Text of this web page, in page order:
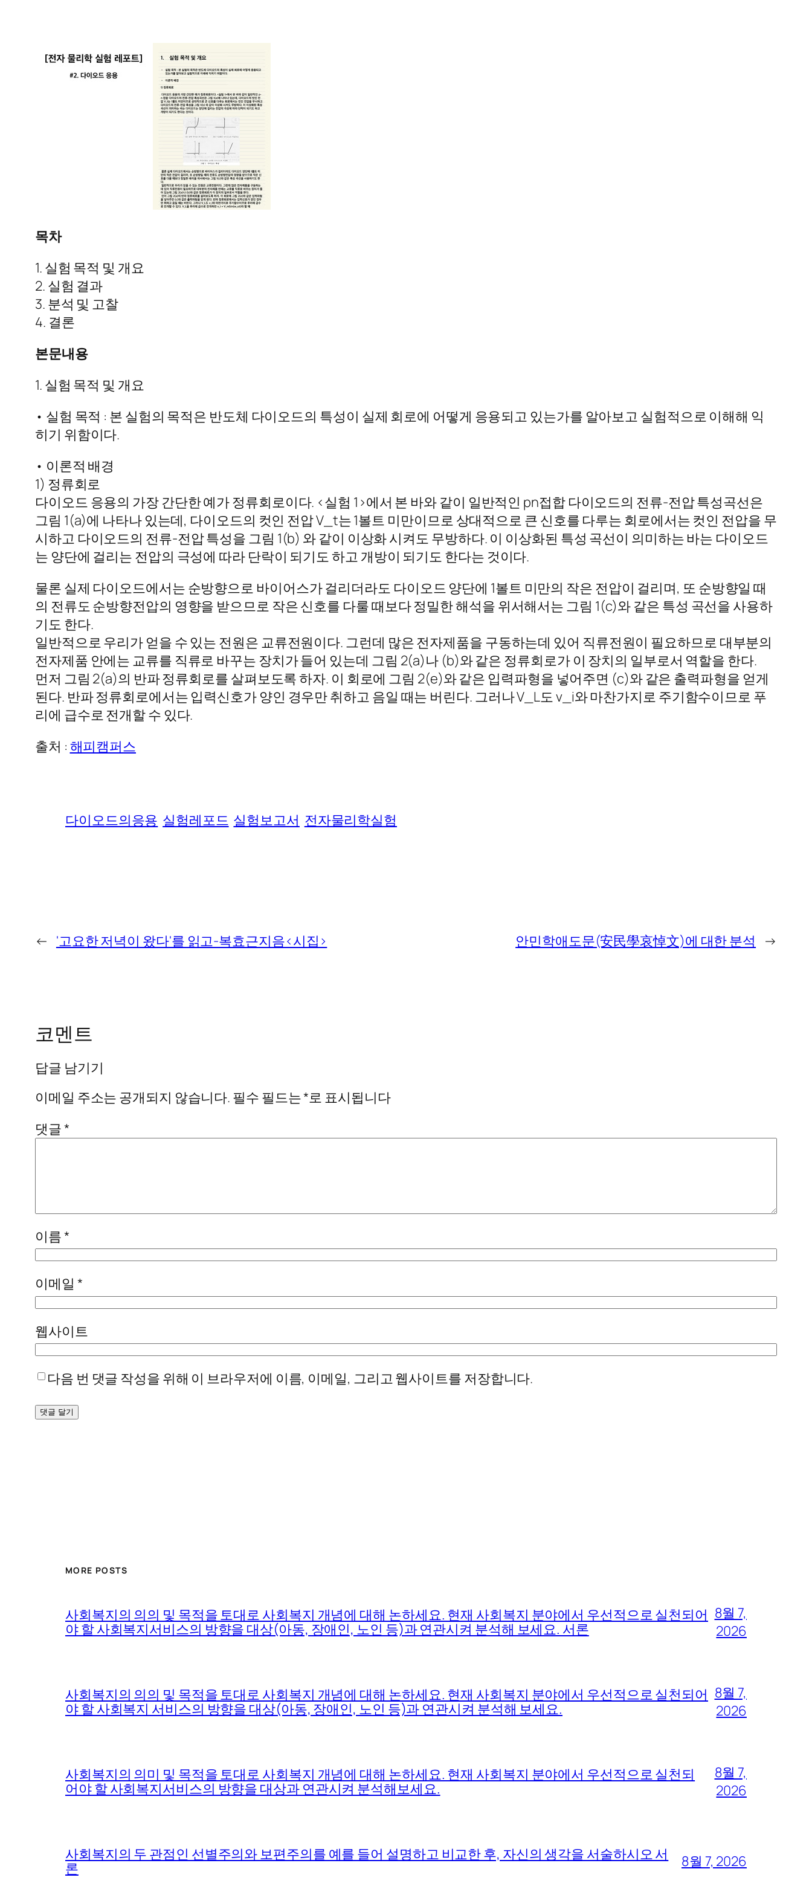
목차
1. 실험 목적 및 개요
2. 실험 결과
3. 분석 및 고찰
4. 결론
본문내용
1. 실험 목적 및 개요
• 실험 목적 : 본 실험의 목적은 반도체 다이오드의 특성이 실제 회로에 어떻게 응용되고 있는가를 알아보고 실험적으로 이해해 익
히기 위함이다.
• 이론적 배경
1) 정류회로
다이오드 응용의 가장 간단한 예가 정류회로이다. <실험 1>에서 본 바와 같이 일반적인 pn접합 다이오드의 전류-전압 특성곡선은
그림 1(a)에 나타나 있는데, 다이오드의 컷인 전압 V_t는 1볼트 미만이므로 상대적으로 큰 신호를 다루는 회로에서는 컷인 전압을 무
시하고 다이오드의 전류-전압 특성을 그림 1(b) 와 같이 이상화 시켜도 무방하다. 이 이상화된 특성 곡선이 의미하는 바는 다이오드
는 양단에 걸리는 전압의 극성에 따라 단락이 되기도 하고 개방이 되기도 한다는 것이다.
물론 실제 다이오드에서는 순방향으로 바이어스가 걸리더라도 다이오드 양단에 1볼트 미만의 작은 전압이 걸리며, 또 순방향일 때
의 전류도 순방향전압의 영향을 받으므로 작은 신호를 다룰 때보다 정밀한 해석을 위서해서는 그림 1(c)와 같은 특성 곡선을 사용하
기도 한다.
일반적으로 우리가 얻을 수 있는 전원은 교류전원이다. 그런데 많은 전자제품을 구동하는데 있어 직류전원이 필요하므로 대부분의
전자제품 안에는 교류를 직류로 바꾸는 장치가 들어 있는데 그림 2(a)나 (b)와 같은 정류회로가 이 장치의 일부로서 역할을 한다.
먼저 그림 2(a)의 반파 정류회로를 살펴보도록 하자. 이 회로에 그림 2(e)와 같은 입력파형을 넣어주면 (c)와 같은 출력파형을 얻게
된다. 반파 정류회로에서는 입력신호가 양인 경우만 취하고 음일 때는 버린다. 그러나 V_L도 v_i와 마찬가지로 주기함수이므로 푸
리에 급수로 전개할 수 있다.
출처 : 해피캠퍼스
다이오드의응용 실험레포드 실험보고서 전자물리학실험
← '고요한 저녁이 왔다'를 읽고-복효근지음<시집> 안민학애도문(安民學哀悼文)에 대한 분석 →
코멘트
답글 남기기
이메일 주소는 공개되지 않습니다. 필수 필드는*로 표시됩니다
댓글*
이름*
이메일 *
웹사이트
다음 번 댓글 작성을 위해 이 브라우저에 이름, 이메일, 그리고 웹사이트를 저장합니다.
MORE POSTS
사회복지의 의의 및 목적을 토대로 사회복지 개념에 대해 논하세요. 현재 사회복지 분야에서 우선적으로 실천되어
야 할 사회복지서비스의 방향을 대상(아동, 장애인, 노인 등)과 연관시켜 분석해 보세요. 서론
8월 7,
2026
사회복지의 의의 및 목적을 토대로 사회복지 개념에 대해 논하세요. 현재 사회복지 분야에서 우선적으로 실천되어
야 할 사회복지 서비스의 방향을 대상(아동, 장애인, 노인 등)과 연관시켜 분석해 보세요.
8월 7,
2026
사회복지의 의미 및 목적을 토대로 사회복지 개념에 대해 논하세요. 현재 사회복지 분야에서 우선적으로 실천되
어야 할 사회복지서비스의 방향을 대상과 연관시켜 분석해보세요.
8월 7,
2026
사회복지의 두 관점인 선별주의와 보편주의를 예를 들어 설명하고 비교한 후, 자신의 생각을 서술하시오 서
론
8월 7, 2026